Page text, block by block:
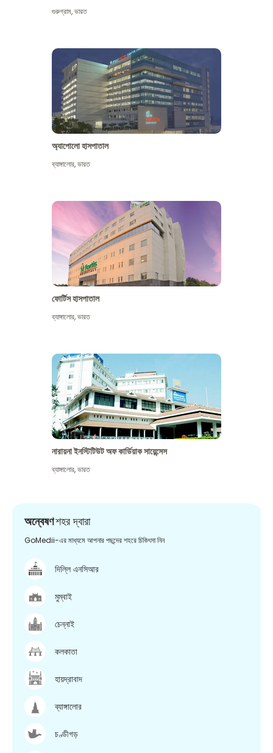
গুরুগ্রাম,ভারত
অ্যাপোলো হাসপাতাল
ব্যাঙ্গালোর,ভারত
ফোর্টিস হাসপাতাল
ব্যাঙ্গালোর,ভারত
নারায়না ইনস্টিটিউট অফ কার্ডিয়াক সায়েন্সেস
ব্যাঙ্গালোর,ভারত
অন্বেষণশহর দ্বারা
GoMedii-এর মাধ্যমে আপনার পছন্দের শহরে চিকিৎসা নিন
দিল্লি এনসিআর
মুম্বাই
চেন্নাই
কলকাতা
হায়দ্রাবাদ
ব্যাঙ্গালোর
চণ্ডীগড়